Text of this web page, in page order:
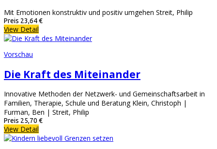
Mit Emotionen konstruktiv und positiv umgehen Streit, Philip
Preis 23,64 €
View Detail
Vorschau
Die Kraft des Miteinander
Innovative Methoden der Netzwerk- und Gemeinschaftsarbeit in
Familien, Therapie, Schule und Beratung Klein, Christoph |
Furman, Ben | Streit, Philip
Preis 25,70 €
View Detail